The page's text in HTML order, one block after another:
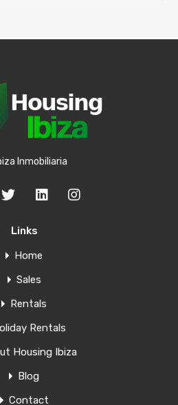
Inmobiliaria
Links
Home
Sales
Rentals
Rentals
Housing Ibiza
Blog
Contact